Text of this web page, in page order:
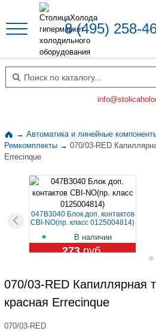
8 (495) 258-
Поиск по каталогу
→ Автоматика и линейные
Ремкомплекты → 070/03-RED
Errecinque
047B3040 Блок доп. контактов
CBI-NO(пр. класс 0125004814)
В наличии
273руб.
070/03-RED Капиллярная
красная Errecinque
070/03-RED